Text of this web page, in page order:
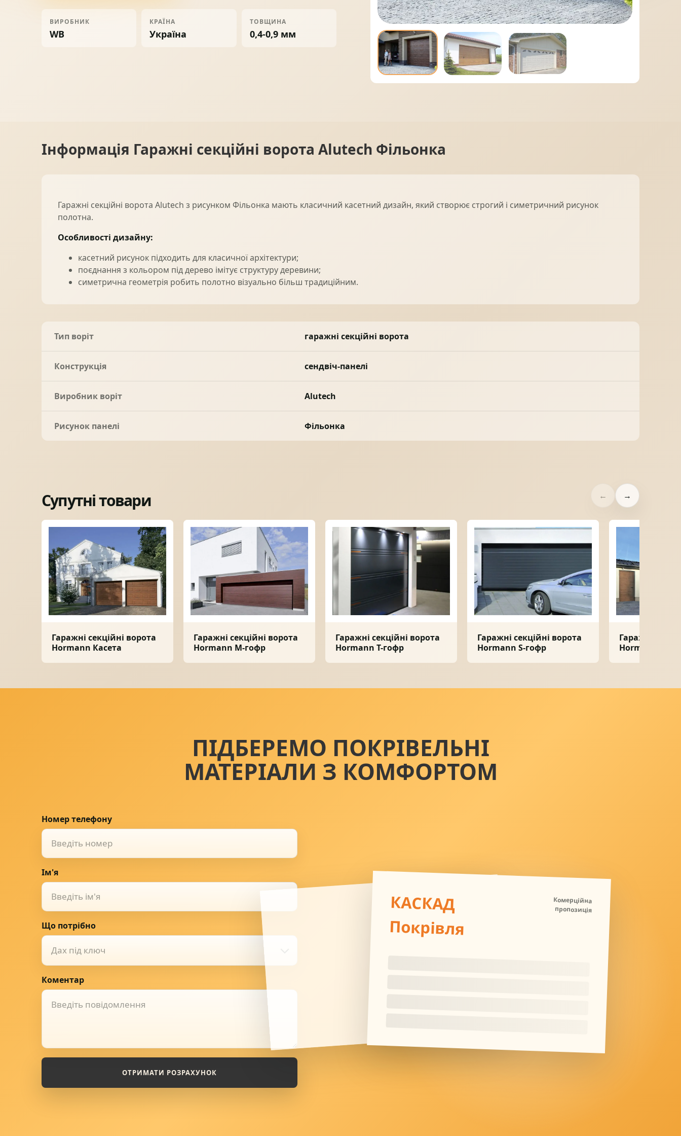
ПРОФНАСТИЛ ФАЛЬЦЕВА ПОКРІВЛЯ МІДНА ПОКРІВЛЯ
ВИРОБНИК
WB
КРАЇНА
Україна
ТОВЩИНА
0,4-0,9 мм
Інформація Гаражні секційні ворота Alutech Фільонка
Гаражні секційні ворота Alutech з рисунком Фільонка мають класичний касетний дизайн, який створює строгий і симетричний рисунок
полотна.
Особливості дизайну:
касетний рисунок підходить для класичної архітектури;
поєднання з кольором під дерево імітує структуру деревини;
симетрична геометрія робить полотно візуально більш традиційним.
Тип воріт гаражні секційні ворота
Конструкція сендвіч-панелі
Виробник воріт Alutech
Рисунок панелі Фільонка
Супутні товари ← →
Гаражні секційні ворота
Hormann Касета
Гаражні секційні ворота
Hormann M-гофр
Гаражні секційні ворота
Hormann T-гофр
Гаражні секційні ворота
Hormann S-гофр
Гаражні
Hormann L-
ПІДБЕРЕМО ПОКРІВЕЛЬНІ
МАТЕРІАЛИ З КОМФОРТОМ
Номер телефону
Ім'я
Що потрібно
Дах під ключ
Коментар
ОТРИМАТИ РОЗРАХУНОК
КАСКАД
Покрівля
Комерційна
пропозиція